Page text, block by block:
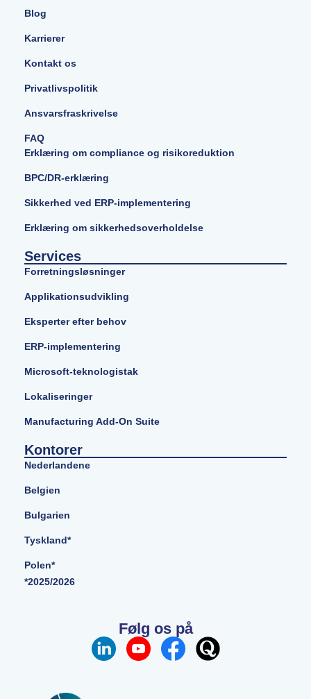
Blog
Karrierer
Kontakt os
Privatlivspolitik
Ansvarsfraskrivelse
FAQ
Erklæring om compliance og risikoreduktion
BPC/DR-erklæring
Sikkerhed ved ERP-implementering
Erklæring om sikkerhedsoverholdelse
Services
Forretningsløsninger
Applikationsudvikling
Eksperter efter behov
ERP-implementering
Microsoft-teknologistak
Lokaliseringer
Manufacturing Add-On Suite
Kontorer
Nederlandene
Belgien
Bulgarien
Tyskland*
Polen*
*2025/2026
Følg os på